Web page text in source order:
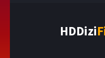
HDDizi